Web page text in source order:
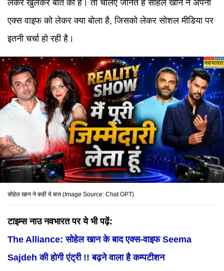
लेकर खुलकर बात की है। तो चलिए जानते हैं सोहेल खान ने अपनी
एक्स वाइफ को लेकर क्या बोला है, जिसको लेकर सोशल मीडिया पर
इतनी चर्चा हो रही है।
सोहेल खान ने कही ये बात (Image Source: Chat GPT)
टाइम्स नाउ नवभारत पर ये भी पढ़ें:
The Alliance: सोहेल खान के बाद एक्स-वाइफ Seema
Sajdeh की होगी एंट्री !! बढ़ने वाला है कम्पटीशन